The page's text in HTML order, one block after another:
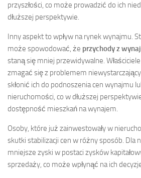
przyszłości, co może prowadzić do ich
dłuższej perspektywie.
Inny aspekt to wpływ na rynek wynajmu.
może spowodować, że przychody z
staną się mniej przewidywalne.
zmagać się z problemem
skłonić ich do podnoszenia cen wynajmu
nieruchomości, co w dłuższej
dostępność mieszkań na wynajem.
Osoby, które już zainwestowały w
skutki stabilizacji cen w różny sposób. Dla
mniejsze zyski w postaci zysków
sprzedaży, co może wpłynąć na ich